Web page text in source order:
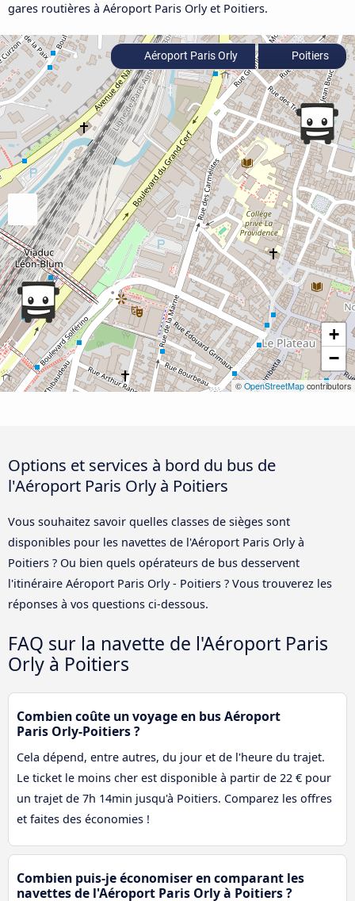
gares routières à Aéroport Paris Orly et Poitiers.
+
−
© OpenStreetMapcontributors
Aéroport Paris Orly Poitiers
Options et services à bord du bus de
l'Aéroport Paris Orly à Poitiers
Vous souhaitez savoir quelles classes de sièges sont
disponibles pour les navettes de l'Aéroport Paris Orly à
Poitiers ? Ou bien quels opérateurs de bus desservent
l'itinéraire Aéroport Paris Orly - Poitiers ? Vous trouverez les
réponses à vos questions ci-dessous.
FAQ sur la navette de l'Aéroport Paris
Orly à Poitiers
Combien coûte un voyage en bus Aéroport
Paris Orly-Poitiers ?
Cela dépend, entre autres, du jour et de l'heure du trajet.
Le ticket le moins cher est disponible à partir de 22 € pour
un trajet de 7h 14min jusqu'à Poitiers. Comparez les offres
et faites des économies !
Combien puis-je économiser en comparant les
navettes de l'Aéroport Paris Orly à Poitiers ?